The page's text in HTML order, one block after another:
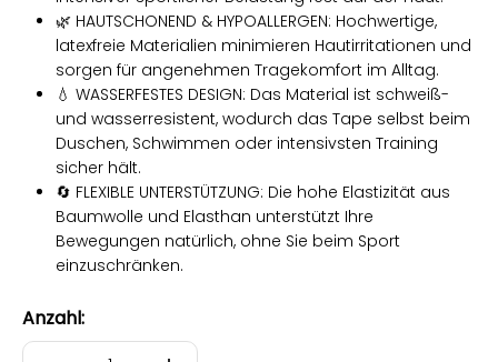
🌿 HAUTSCHONEND & HYPOALLERGEN: Hochwertige,
latexfreie Materialien minimieren Hautirritationen und
sorgen für angenehmen Tragekomfort im Alltag.
💧 WASSERFESTES DESIGN: Das Material ist schweiß-
und wasserresistent, wodurch das Tape selbst beim
Duschen, Schwimmen oder intensivsten Training
sicher hält.
🔄 FLEXIBLE UNTERSTÜTZUNG: Die hohe Elastizität aus
Baumwolle und Elasthan unterstützt Ihre
Bewegungen natürlich, ohne Sie beim Sport
einzuschränken.
Anzahl: